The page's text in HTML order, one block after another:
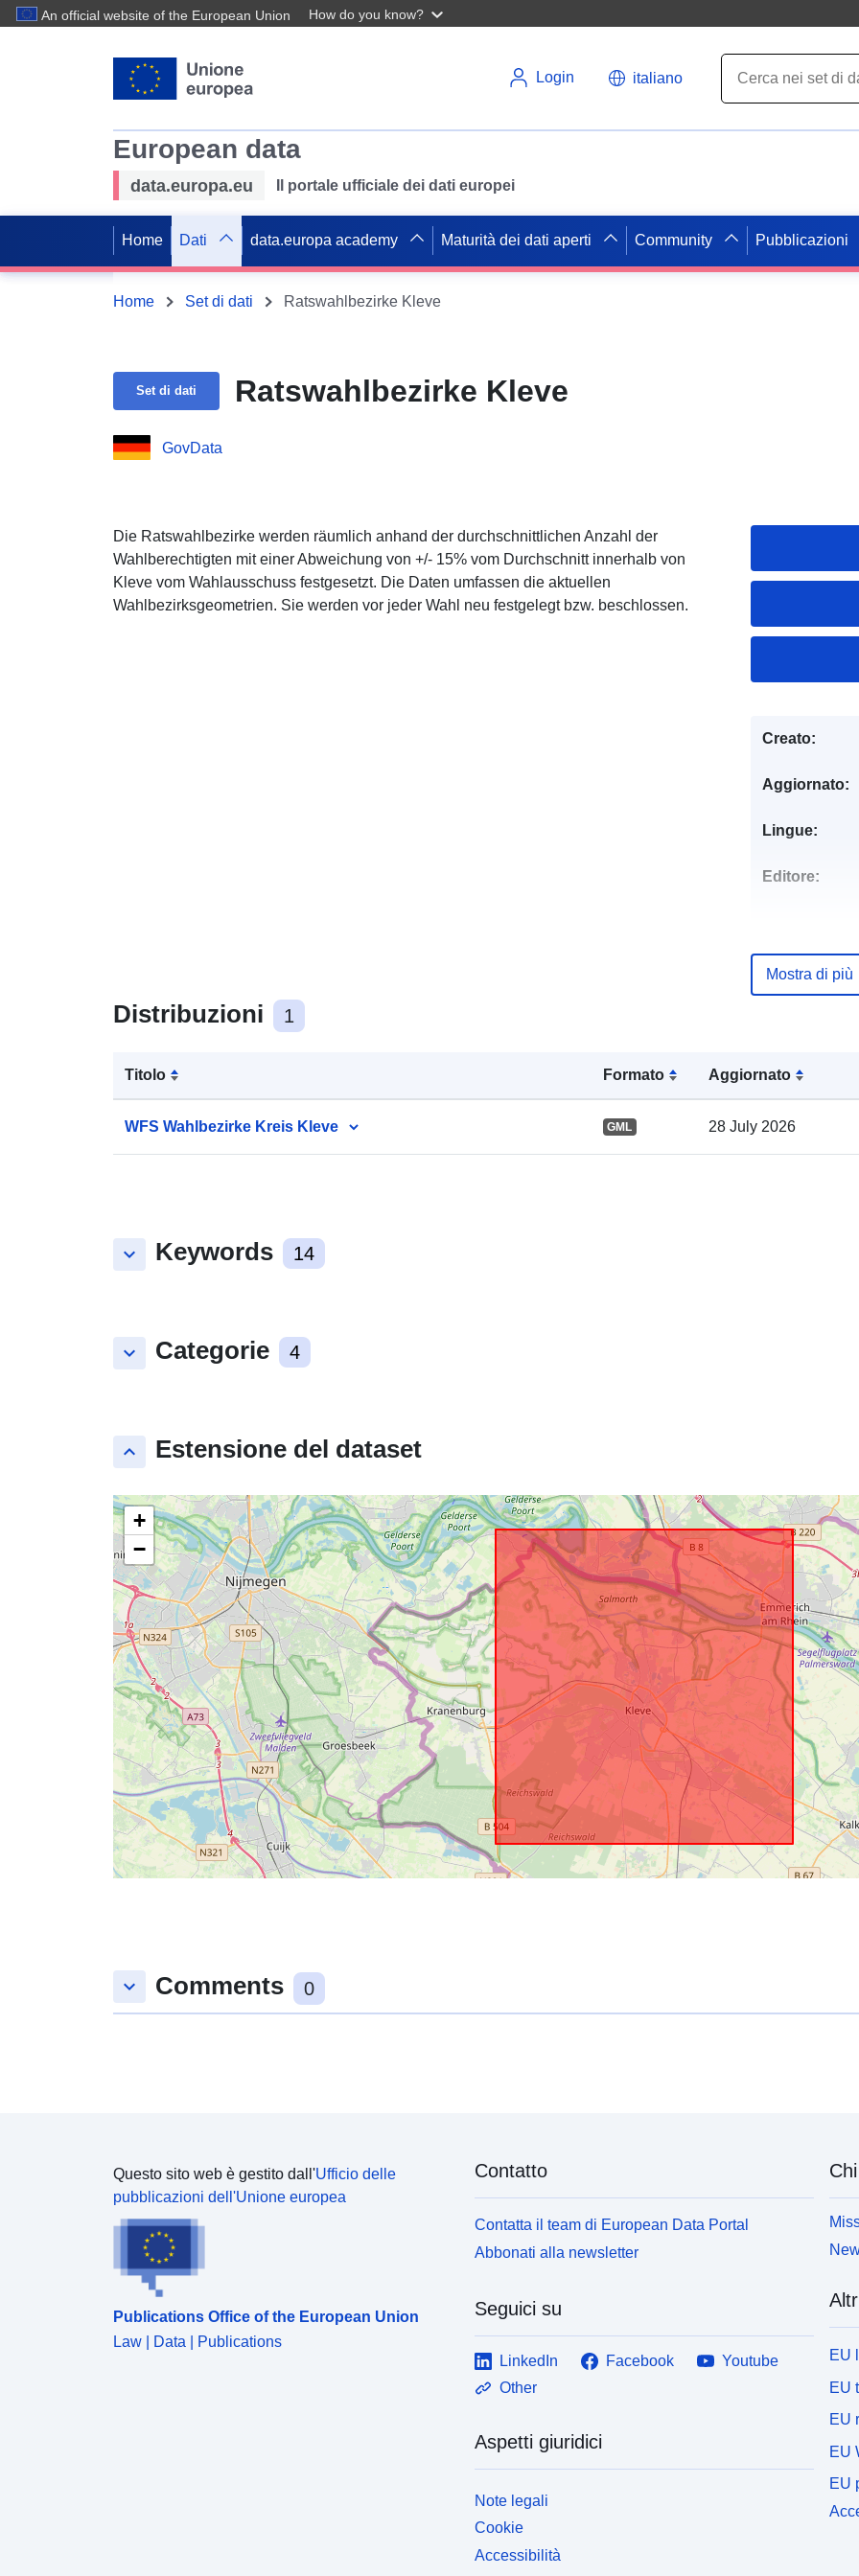
An official website of the European Union How do you know?
Login italiano
European data
data.europa.eu Il portale ufficiale dei dati europei
Home Dati data.europa academy Maturità dei dati aperti Community Pubblicazioni
Home Set di dati Ratswahlbezirke Kleve
Set di dati Ratswahlbezirke Kleve
GovData
Die Ratswahlbezirke werden räumlich anhand der durchschnittlichen Anzahl der
Wahlberechtigten mit einer Abweichung von +/- 15% vom Durchschnitt innerhalb von
Kleve vom Wahlausschuss festgesetzt. Die Daten umfassen die aktuellen
Wahlbezirksgeometrien. Sie werden vor jeder Wahl neu festgelegt bzw. beschlossen.
Distribuzioni 1
Titolo Formato Aggiornato
WFS Wahlbezirke Kreis Kleve GML 28 July 2026
keyboard_arrow_down Keywords 14
keyboard_arrow_down Categorie 4
keyboard_arrow_up Estensione del dataset
+
−
Creato:
Aggiornato:
Lingue:
Editore:
Punti di
Spaziale:
Mostra di più
keyboard_arrow_down Comments 0
Questo sito web è gestito dall'Ufficio delle
pubblicazioni dell'Unione europea
Publications Office of the European Union
Law | Data | Publications
Contatto
Contatta il team di European Data Portal
Abbonati alla newsletter
Seguici su
LinkedIn Facebook
Youtube
Other
Aspetti giuridici
Note legali
Cookie
Accessibilità
EU
EU
EU
EU
EU